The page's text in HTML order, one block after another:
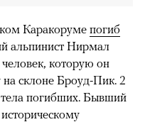
Каракоруме погиб
альпинист Нирмал
которую он
на склоне Броуд-Пик. 2
тела погибших. Бывший